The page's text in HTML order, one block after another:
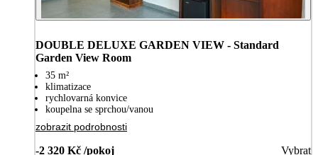
DOUBLE DELUXE GARDEN VIEW - Standard
Garden View Room
35 m²
klimatizace
rychlovarná konvice
koupelna se sprchou/vanou
zobrazit podrobnosti
-2 320 Kč /pokoj Vybrat